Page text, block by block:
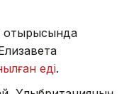
отырысында
еді.